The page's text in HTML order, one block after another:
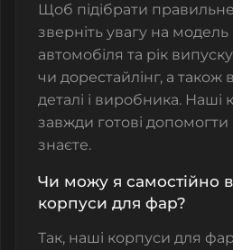
Щоб підібрати правильне
зверніть увагу на
автомобіля та рік
чи дорестайлінг, а також
деталі і виробника. Наші
завжди готові
знаєте.
Чи можу я самостійно
корпуси для фар?
Так, наші корпуси для